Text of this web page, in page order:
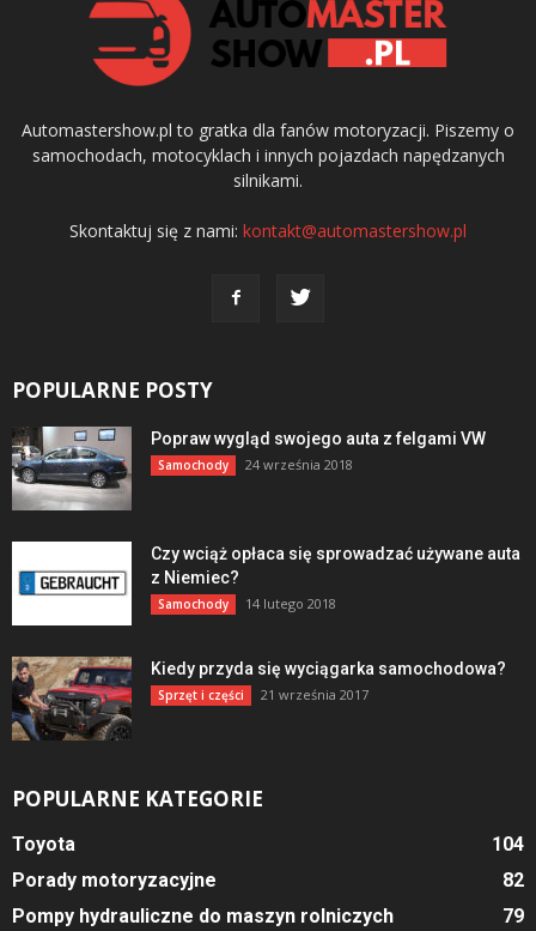
Automastershow.pl to gratka dla fanów motoryzacji. Piszemy o
samochodach, motocyklach i innych pojazdach napędzanych
silnikami.
Skontaktuj się z nami: kontakt@automastershow.pl
POPULARNE POSTY
Popraw wygląd swojego auta z felgami VW
Samochody 24 września 2018
Czy wciąż opłaca się sprowadzać używane auta
z Niemiec?
Samochody 14 lutego 2018
Kiedy przyda się wyciągarka samochodowa?
Sprzęt i części 21 września 2017
POPULARNE KATEGORIE
Toyota
104
Porady motoryzacyjne
82
Pompy hydrauliczne do maszyn rolniczych
79